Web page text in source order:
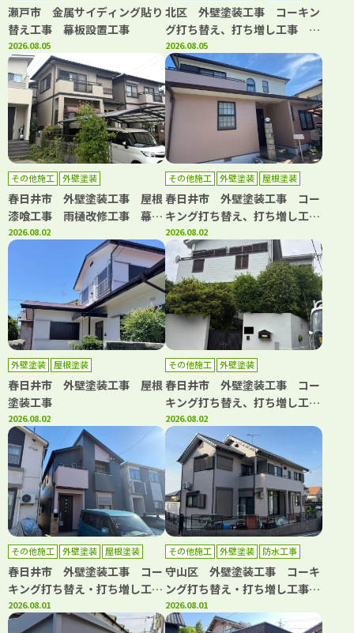
瀬戸市 金属サイディング貼り
替え工事 幕板設置工事
2026.08.05
外壁塗装
屋根塗装 防水工事
北区 外壁塗装工事 コーキン
グ打ち替え、打ち増し工事 屋
根塗装工事 階段・共用部側溝
防水工事 共用部長尺シート工
事 基礎補修工事
2026.08.05
その他施工 外壁塗装
春日井市 外壁塗装工事 屋根
漆喰工事 雨樋改修工事 幕板
板金工事 浴室水栓交換工事
2026.08.02
その他施工 外壁塗装
屋根塗装
防水工事
春日井市 外壁塗装工事 コー
キング打ち替え、打ち増し工
事 屋根塗装工事 ベランダ防
水工事
2026.08.02
外壁塗装 屋根塗装
春日井市 外壁塗装工事 屋根
塗装工事
2026.08.02
その他施工 外壁塗装
春日井市 外壁塗装工事 コー
キング打ち替え、打ち増し工
事 屋根カバー工事 ベランダ
トップコート工事 浴室改修工
事 洗面台取り換え工事 キッ
チン取り換え工事
2026.08.02
その他施工 外壁塗装 屋根塗装
春日井市 外壁塗装工事 コー
キング打ち替え・打ち増し工
事 屋根塗装工事 ベランダト
ップコート工事
2026.08.01
その他施工 外壁塗装 防水工事
守山区 外壁塗装工事 コーキ
ング打ち替え・打ち増し工事
ベランダ防水工事
2026.08.01